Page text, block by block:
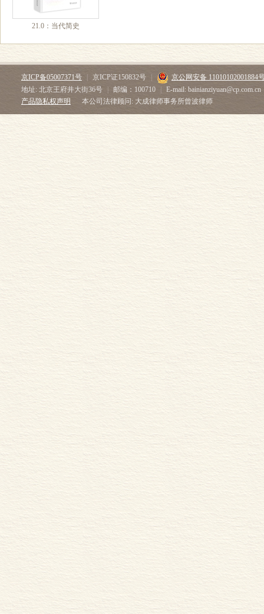
21.0：当代简史
京ICP备05007371号 京ICP证150832号
京公网安备 11010102001884
地址: 北京王府井大街36号
邮编：100710
E-mail: bainianziyuan@cp.com.cn
产品隐私权声明
本公司法律顾问: 大成律师事务所曾波律师